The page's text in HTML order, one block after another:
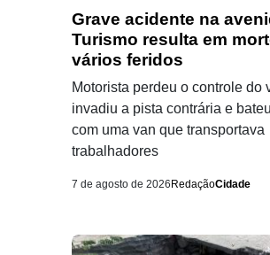
Grave acidente na
Turismo resulta em
vários feridos
Motorista perdeu o controle do
invadiu a pista contrária e
com uma van que transportava
trabalhadores
7 de agosto de 2026 RedaçãoCidade